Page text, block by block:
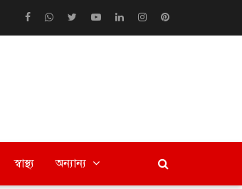
স্বাস্থ্য অন্যান্য